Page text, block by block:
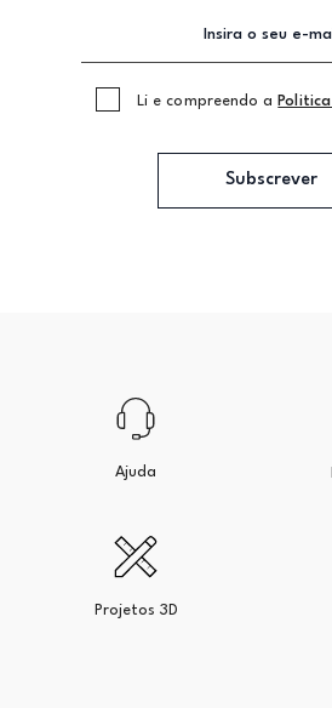
Li e compreendo a
Subscrever
Ajuda
Projetos 3D